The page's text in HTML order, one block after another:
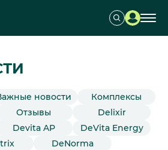
новости
Комплексы
Отзывы
Delixir
Devita AP
DeVita Energy
DeNorma